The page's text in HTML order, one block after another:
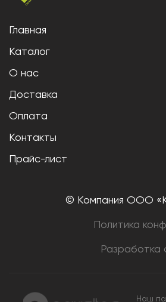
Главная
Каталог
О нас
Доставка
Оплата
Контакты
Прайс-лист
© Компания ООО
Политика
Разработка
Наш